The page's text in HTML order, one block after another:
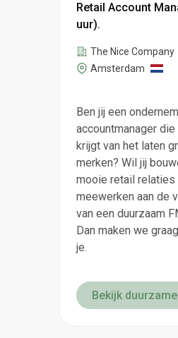
Retail Account
uur).
The Nice Company
Amsterdam
Ben jij een
accountmanager
krijgt van het laten
merken? Wil jij
mooie retail relaties
meewerken aan de
van een duurzaam
Dan maken we
je.
Bekijk